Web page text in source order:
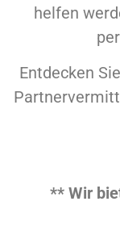
helfen
Entdecken
** Wir